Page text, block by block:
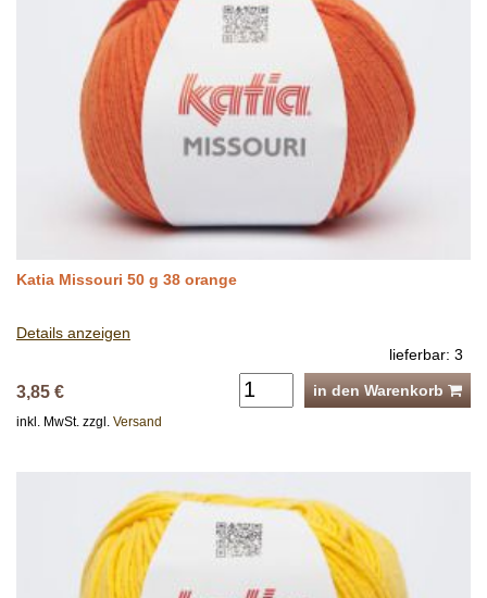
Katia Missouri 50 g 38 orange
Details anzeigen
lieferbar: 3
3,85 € in den Warenkorb
inkl. MwSt. zzgl. Versand